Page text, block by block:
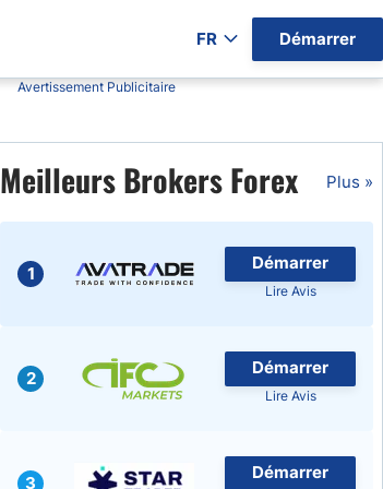
Démarrer
FR
Avertissement Publicitaire
Meilleurs Brokers Forex Plus »
1
Démarrer
Lire Avis
2
Démarrer
Lire Avis
3
Démarrer